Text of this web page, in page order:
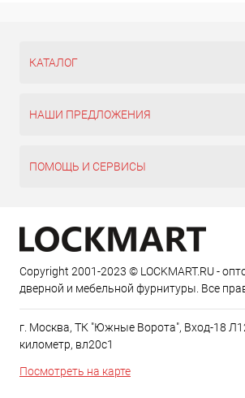
КАТАЛОГ
НАШИ ПРЕДЛОЖЕНИЯ
ПОМОЩЬ И СЕРВИСЫ
Copyright 2001-2023 © LOCKMART.RU -
дверной и мебельной фурнитуры. Все
г. Москва, ТК "Южные Ворота", Вход-18
километр, вл20с1
Посмотреть на карте